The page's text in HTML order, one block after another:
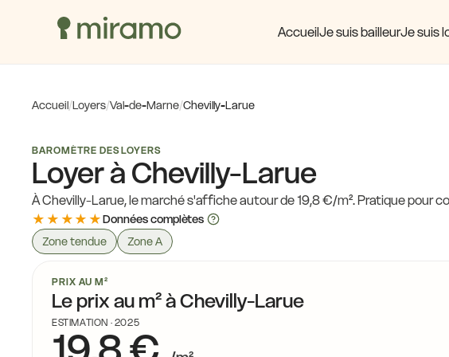
AccueilJe suis bailleurJe suis
Accueil/Loyers/Val-de-Marne/Chevilly-Larue
BAROMÈTRE DES LOYERS
Loyer à Chevilly-Larue
À Chevilly-Larue, le marché s'affiche autour de 19,8 €/m². Pratique pour
★★★★★Données complètes
Zone tendue
Zone A
PRIX AU M²
Le prix au m² à Chevilly-Larue
ESTIMATION · 2025